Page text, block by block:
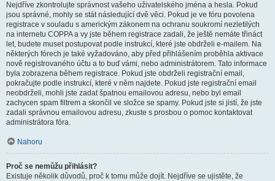
Nejdříve zkontrolujte správnost vašeho uživatelského jména a hesla. Pokud
jsou správné, mohly se stát následující dvě věci. Pokud je ve fóru povolena
registrace v souladu s americkým zákonem na ochranu soukromí nezletilých
na internetu COPPA a vy jste během registrace zadali, že ještě nemáte třináct
let, budete muset postupovat podle instrukcí, které jste obdrželi e-mailem. Na
některých fórech je také vyžadováno, aby před přihlášením proběhla aktivace
nově registrovaného účtu a to buď vámi, nebo administrátorem. Tato informace
byla zobrazena během registrace. Pokud jste obdrželi registrační email,
pokračujte podle instrukcí, které v něm najdete. Pokud jste registrační email
neobdrželi, mohli jste zadat špatnou emailovou adresu, nebo byl email
zachycen spam filtrem a skončil ve složce se spamy. Pokud jste si jistí, že jste
zadali správnou emailovou adresu, zkuste s prosbou o pomoc kontaktovat
administrátora fóra.
Nahoru
Proč se nemůžu přihlásit?
Existuje několik důvodů, proč k tomu může dojít. Nejdříve se ujistěte, že